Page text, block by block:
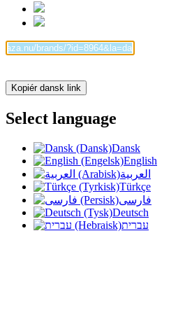
Kopiér dansk link
Select language
Dansk
English
العربية
Türkçe
فارسی
Deutsch
עברית